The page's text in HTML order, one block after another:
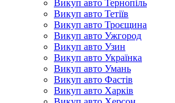
Викуп авто Тернопіль
Викуп авто Тетіїв
Викуп авто Троєщина
Викуп авто Ужгород
Викуп авто Узин
Викуп авто Українка
Викуп авто Умань
Викуп авто Фастів
Викуп авто Харків